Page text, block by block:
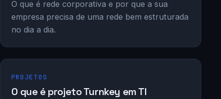
O que é rede corporativa e por que a sua
empresa precisa de uma rede bem estruturada
no dia a dia.
PROJETOS
O que é projeto Turnkey em TI